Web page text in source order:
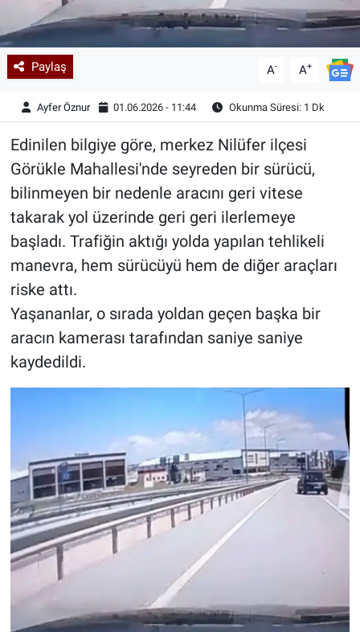
Paylaş A- A+
Ayfer Öznur 01.06.2026 - 11:44 Okunma Süresi: 1 Dk
Edinilen bilgiye göre, merkez Nilüfer ilçesi
Görükle Mahallesi'nde seyreden bir sürücü,
bilinmeyen bir nedenle aracını geri vitese
takarak yol üzerinde geri geri ilerlemeye
başladı. Trafiğin aktığı yolda yapılan tehlikeli
manevra, hem sürücüyü hem de diğer araçları
riske attı.
Yaşananlar, o sırada yoldan geçen başka bir
aracın kamerası tarafından saniye saniye
kaydedildi.
Teknoloji
Yazarlar